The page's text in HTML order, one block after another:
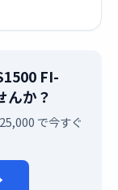
FI-
んか？
で今すぐ